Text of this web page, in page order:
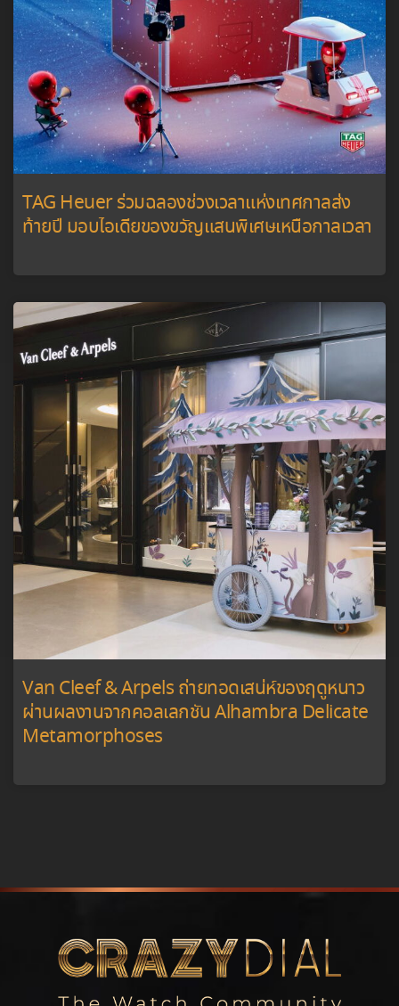
TAG Heuer ร่วมฉลองช่วงเวลาแห่งเทศกาลส่ง
ท้ายปี มอบไอเดียของขวัญแสนพิเศษเหนือกาลเวลา
Van Cleef & Arpels ถ่ายทอดเสน่ห์ของฤดูหนาว
ผ่านผลงานจากคอลเลกชัน Alhambra Delicate
Metamorphoses